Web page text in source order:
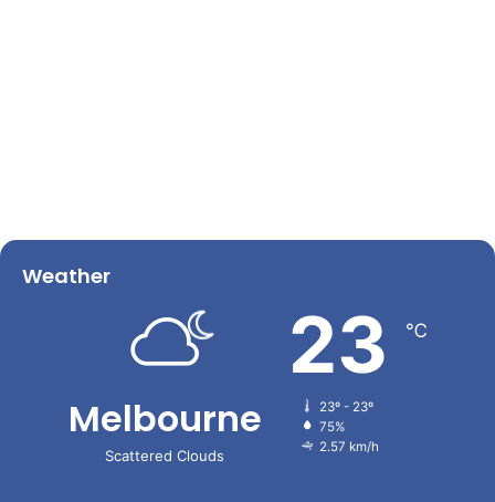
Weather
Melbourne
Scattered Clouds
23 ℃
23º - 23º
75%
2.57 km/h